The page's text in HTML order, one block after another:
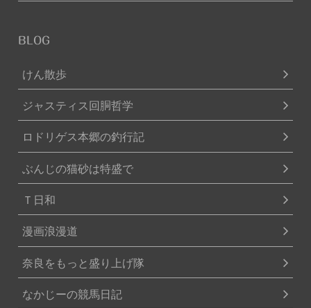
BLOG
けん散歩
ジャスティス回胴哲学
ロドリゲス本郷の釣行記
ぶんじの猫砂は特盛で
Ｔ日和
漫画浪漫道
奈良をもっと盛り上げ隊
なかじーの競馬日記